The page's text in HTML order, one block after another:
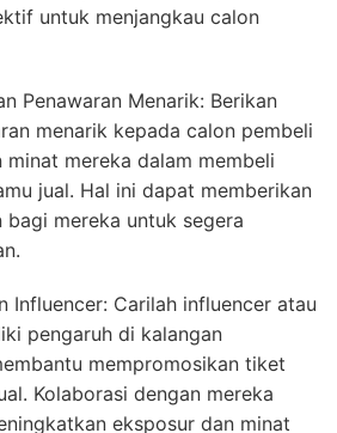
untuk menjangkau calon
Penawaran Menarik: Berikan
menarik kepada calon pembeli
mereka dalam membeli
jual. Hal ini dapat memberikan
mereka untuk segera
Influencer: Carilah influencer atau
pengaruh di kalangan
mempromosikan tiket
Kolaborasi dengan mereka
eksposur dan minat